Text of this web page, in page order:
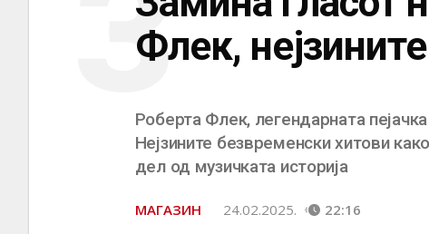
Флек,
Роберта Флек, легендарната
Нејзините безвременски хитови
дел од музичката историја
МАГАЗИН 24.02.2025. 22:16